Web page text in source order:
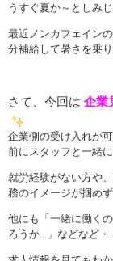
うすぐ夏か～としみじ
最近ノンカフェイン
分補給して暑さを乗
さて、今回は 企業
企業側の受け入れが
前にスタッフと一緒
就労経験がない方や
務のイメージが掴め
他にも「一緒に働く
ろうか…」などなど・